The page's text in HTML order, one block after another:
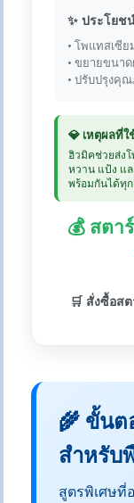
✨ ประโยช
• โพแทสเซีย
• ขยายขนา
• ปรับปรุงคุ
💎 เหตุผลที่
ฮิวมิคช่วยส่ง
หวาน แป้ง แ
พร้อมกันได้ทุก
💰 สตา
🛒 สั่งซื้อส
🌾 ขั้นต
สำหรับ
สูตรพิเศษที่